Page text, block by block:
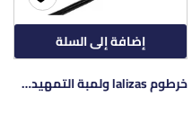
إضافة إلى السلة
خرطوم lalizas ولمبة التمهيدي 45386